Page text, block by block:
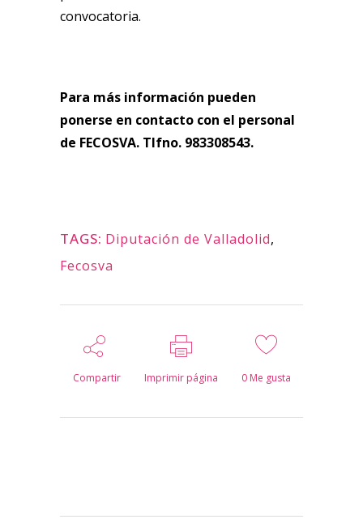
convocatoria.
Para más información pueden
ponerse en contacto con el personal
de FECOSVA. Tlfno. 983308543.
TAGS: Diputación de Valladolid,
Fecosva
Compartir Imprimir página 0Me gusta